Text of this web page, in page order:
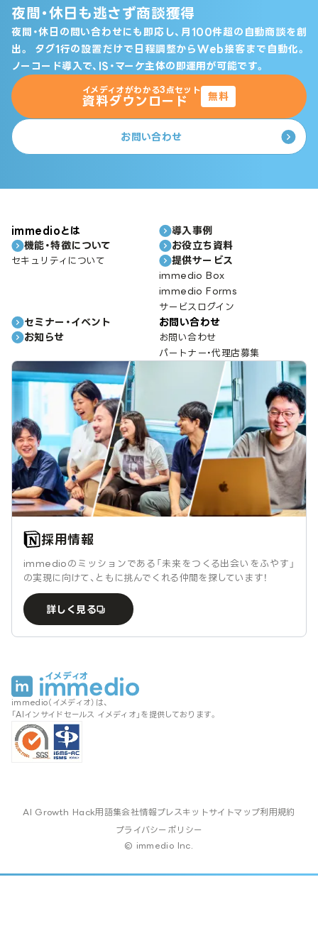
夜間・休日も逃さず商談獲得
夜間・休日の問い合わせにも即応し、月100件超の自動商談を創
出。
タグ1行の設置だけで日程調整からWeb接客まで自動化。
ノーコード導入で、IS・マーケ主体の即運用が可能です。
イメディオがわかる3点セット
資料ダウンロード 無料
お問い合わせ
immedioとは
機能・特徴について
セキュリティについて
導入事例
お役立ち資料
提供サービス
immedio Box
immedio Forms
サービスログイン
セミナー・イベント
お知らせ
お問い合わせ
お問い合わせ
パートナー・代理店募集
採用情報
immedioのミッションである「未来をつくる出会いをふやす」
の実現に向けて、ともに挑んでくれる仲間を探しています！
詳しく見る
immedio（イメディオ）は、
「AIインサイドセールス イメディオ」を提供しております。
AI Growth Hack用語集会社情報プレスキットサイトマップ利用規約
プライバシーポリシー
© immedio Inc.